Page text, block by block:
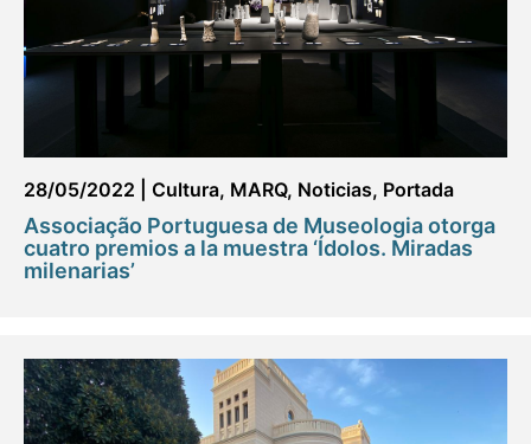
28/05/2022 Cultura, MARQ, Noticias, Portada
Associação Portuguesa de Museologia otorga
cuatro premios a la muestra ‘Ídolos. Miradas
milenarias’